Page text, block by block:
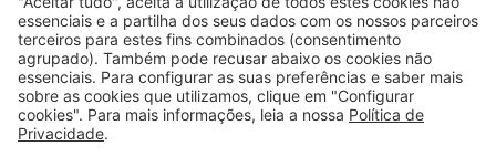
Blog
FAQ
Aviso Legal
Emma Original Elite
SojaMax
IKEA ÅNNELAND
IKEA VESTERÖY